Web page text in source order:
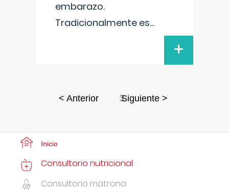
embarazo.
Tradicionalmente es...
+
< Anterior 3Siguiente >
Inicio
Consultorio nutricional
Consultorio matrona